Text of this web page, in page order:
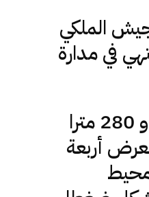
الملكي
في مدارة
بلغت الميزانية المخصصة للمشروع 82 مليار سنتيم، 1800 متر سوف تكون مغطاة و 280 مترا
بتعلق بنفق بعرض أربعة
محيط